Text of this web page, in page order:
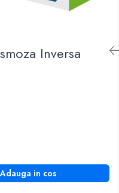
Inversa
Adauga in cos